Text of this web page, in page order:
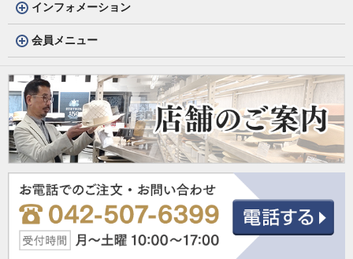
インフォメーション
会員メニュー